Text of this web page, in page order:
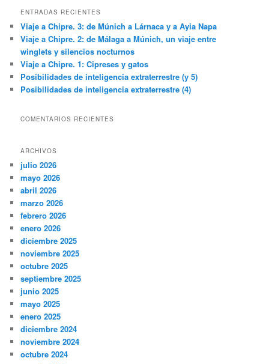
c
r
ENTRADAS RECIENTES
Viaje a Chipre. 3: de Múnich a Lárnaca y a Ayia Napa
Viaje a Chipre. 2: de Málaga a Múnich, un viaje entre
winglets y silencios nocturnos
Viaje a Chipre. 1: Cipreses y gatos
Posibilidades de inteligencia extraterrestre (y 5)
Posibilidades de inteligencia extraterrestre (4)
COMENTARIOS RECIENTES
ARCHIVOS
julio 2026
mayo 2026
abril 2026
marzo 2026
febrero 2026
enero 2026
diciembre 2025
noviembre 2025
octubre 2025
septiembre 2025
junio 2025
mayo 2025
enero 2025
diciembre 2024
noviembre 2024
octubre 2024